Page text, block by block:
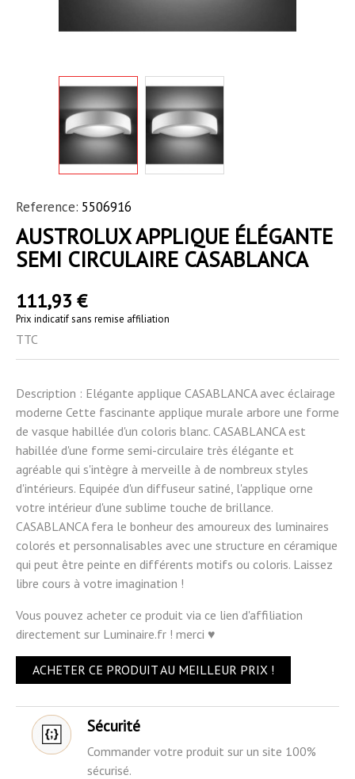
Reference: 5506916
AUSTROLUX APPLIQUE ÉLÉGANTE
SEMI CIRCULAIRE CASABLANCA
111,93 €
Prix indicatif sans remise affiliation
TTC
Description : Elégante applique CASABLANCA avec éclairage
moderne Cette fascinante applique murale arbore une forme
de vasque habillée d'un coloris blanc. CASABLANCA est
habillée d'une forme semi-circulaire très élégante et
agréable qui s'intègre à merveille à de nombreux styles
d'intérieurs. Equipée d'un diffuseur satiné, l'applique orne
votre intérieur d'une sublime touche de brillance.
CASABLANCA fera le bonheur des amoureux des luminaires
colorés et personnalisables avec une structure en céramique
qui peut être peinte en différents motifs ou coloris. Laissez
libre cours à votre imagination !
Vous pouvez acheter ce produit via ce lien d'affiliation
directement sur Luminaire.fr ! merci ♥
ACHETER CE PRODUIT AU MEILLEUR PRIX !
Sécurité
Commander votre produit sur un site 100%
sécurisé.